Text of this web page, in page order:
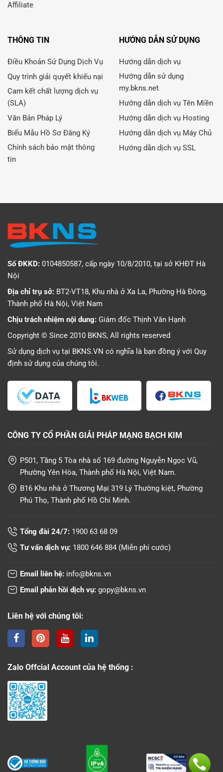
Affiliate
THÔNG TIN
Điều Khoản Sử Dụng Dịch Vụ
Quy trình giải quyết khiếu nại
Cam kết chất lượng dịch vụ
(SLA)
Văn Bản Pháp Lý
Biểu Mẫu Hồ Sơ Đăng Ký
Chính sách bảo mật thông
tin
HƯỚNG DẪN SỬ DỤNG
Hướng dẫn dịch vụ
Hướng dẫn sử dụng
my.bkns.net
Hướng dẫn dịch vụ Tên Miền
Hướng dẫn dịch vụ Hosting
Hướng dẫn dịch vụ Máy Chủ
Hướng dẫn dịch vụ SSL
Số ĐKKD: 0104850587, cấp ngày 10/8/2010, tại sở KHĐT Hà
Nội
Địa chỉ trụ sở: BT2-VT18, Khu nhà ở Xa La, Phường Hà Đông,
Thành phố Hà Nội, Việt Nam
Chịu trách nhiệm nội dung: Giám đốc Thịnh Văn Hạnh
Copyright © Since 2010 BKNS, All rights reserved
Sử dụng dịch vụ tại BKNS.VN có nghĩa là bạn đồng ý với Quy
định sử dụng của chúng tôi.
CÔNG TY CỔ PHẦN GIẢI PHÁP MẠNG BẠCH KIM
P501, Tầng 5 Tòa nhà số 169 đường Nguyễn Ngọc Vũ,
Phường Yên Hòa, Thành phố Hà Nội, Việt Nam.
B16 Khu nhà ở Thương Mại 319 Lý Thường kiệt, Phường
Phú Thọ, Thành phố Hồ Chí Minh.
Tổng đài 24/7: 1900 63 68 09
Tư vấn dịch vụ: 1800 646 884 (Miễn phí cước)
Email liên hệ: info@bkns.vn
Email phản hồi dịch vụ: gopy@bkns.vn
Liên hệ với chúng tôi:
Zalo Offcial Account của hệ thống :